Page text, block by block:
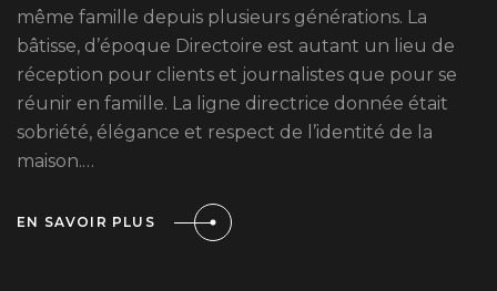
même famille depuis plusieurs générations. La
bâtisse, d’époque Directoire est autant un lieu de
réception pour clients et journalistes que pour se
réunir en famille. La ligne directrice donnée était
sobriété, élégance et respect de l’identité de la
maison.…
EN SAVOIR PLUS